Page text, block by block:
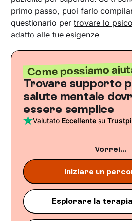
primo passo, puoi farlo
questionario pertrovare lo
adatto alle tue esigenze.
Come possiamo
Trovare supporto
salute mentale
essere semplice
Valutato Eccellente su
Vorrei...
Iniziare un
Esplorare la